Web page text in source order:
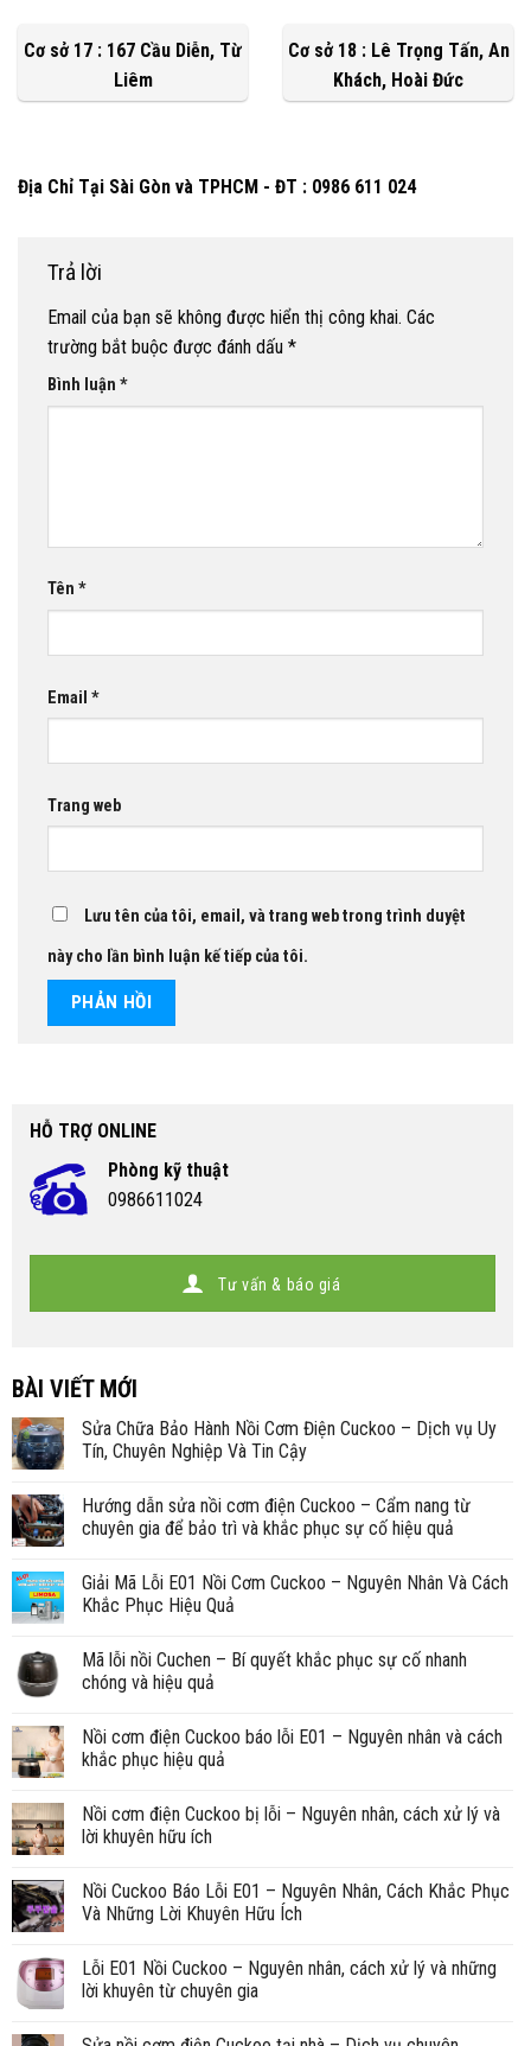
Cơ sở 17 : 167 Cầu Diễn, Từ
Liêm
Cơ sở 18 : Lê Trọng Tấn, An
Khách, Hoài Đức
Địa Chỉ Tại Sài Gòn và TPHCM - ĐT : 0986 611 024
Trả lời
Email của bạn sẽ không được hiển thị công khai. Các
trường bắt buộc được đánh dấu *
Bình luận *
Tên *
Email *
Trang web
Lưu tên của tôi, email, và trang web trong trình duyệt
này cho lần bình luận kế tiếp của tôi.
HỖ TRỢ ONLINE
Phòng kỹ thuật
0986611024
Tư vấn & báo giá
BÀI VIẾT MỚI
Sửa Chữa Bảo Hành Nồi Cơm Điện Cuckoo – Dịch vụ Uy
Tín, Chuyên Nghiệp Và Tin Cậy
Hướng dẫn sửa nồi cơm điện Cuckoo – Cẩm nang từ
chuyên gia để bảo trì và khắc phục sự cố hiệu quả
Giải Mã Lỗi E01 Nồi Cơm Cuckoo – Nguyên Nhân Và Cách
Khắc Phục Hiệu Quả
Mã lỗi nồi Cuchen – Bí quyết khắc phục sự cố nhanh
chóng và hiệu quả
Nồi cơm điện Cuckoo báo lỗi E01 – Nguyên nhân và cách
khắc phục hiệu quả
Nồi cơm điện Cuckoo bị lỗi – Nguyên nhân, cách xử lý và
lời khuyên hữu ích
Nồi Cuckoo Báo Lỗi E01 – Nguyên Nhân, Cách Khắc Phục
Và Những Lời Khuyên Hữu Ích
Lỗi E01 Nồi Cuckoo – Nguyên nhân, cách xử lý và những
lời khuyên từ chuyên gia